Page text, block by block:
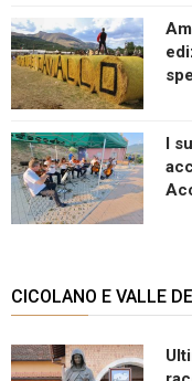
I
CICOLANO E VALLE